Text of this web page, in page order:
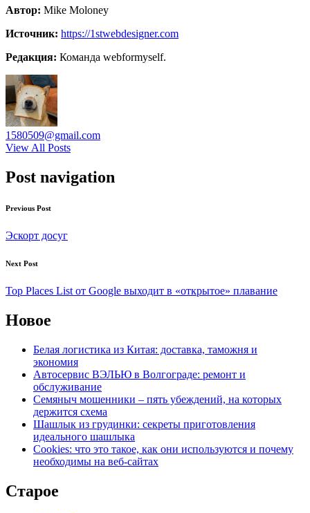
Автор: Mike Moloney
Источник: https://1stwebdesigner.com
Редакция: Команда webformyself.
1580509@gmail.com
View All Posts
Post navigation
Previous Post
Эскорт досуг
Next Post
Top Places List от Google выходит в «открытое» плавание
Новое
Белая логистика из Китая: доставка, таможня и
экономия
Автосервис ВЭЛЬЮ в Волгограде: ремонт и
обслуживание
Семяныч мошенники – пять убеждений, на которых
держится схема
Шашлык из грудинки: секреты приготовления
идеального шашлыка
Cookies: что это такое, как они используются и почему
необходимы на веб-сайтах
Старое